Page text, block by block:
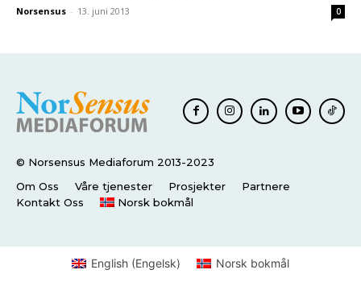
Norsensus - 13. juni 2013 0
© Norsensus Mediaforum 2013-2023
Om Oss
Våre tjenester Prosjekter
Partnere
Kontakt Oss
Norsk bokmål
English (Engelsk) Norsk bokmål